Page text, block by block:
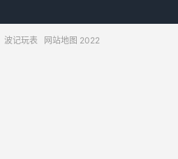
波记玩表 网站地图 2022